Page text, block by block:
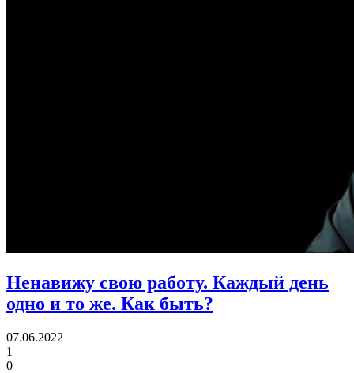
Ненавижу свою работу. Каждый день
одно и то же. Как быть?
07.06.2022
1
0